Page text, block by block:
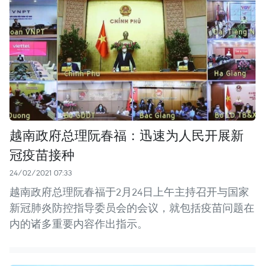
越南政府总理阮春福：迅速为人民开展新
冠疫苗接种
24/02/2021 07:33
越南政府总理阮春福于2月24日上午主持召开与国家
新冠肺炎防控指导委员会的会议，就包括疫苗问题在
内的诸多重要内容作出指示。